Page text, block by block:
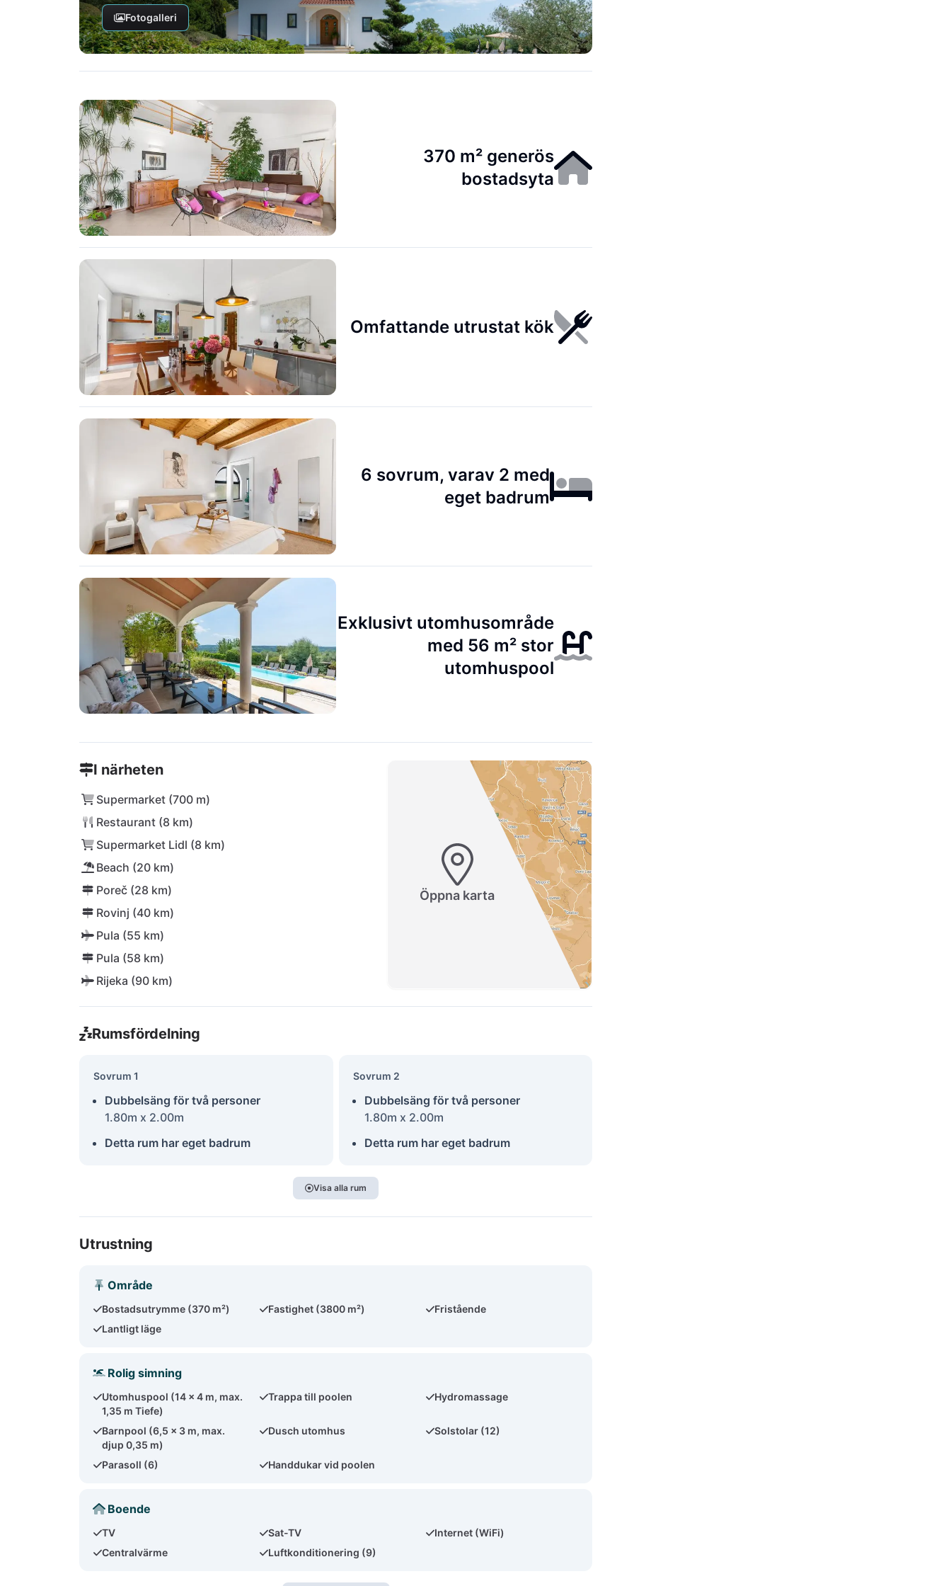
Fotogalleri
370 m² generös
bostadsyta
Omfattande utrustat kök
6 sovrum, varav 2 med
eget badrum
Exklusivt utomhusområde
med 56 m² stor
utomhuspool
I närheten
Supermarket (700 m)
Restaurant (8 km)
Supermarket Lidl (8 km)
Beach (20 km)
Poreč (28 km)
Rovinj (40 km)
Pula (55 km)
Pula (58 km)
Rijeka (90 km)
Öppna karta
Rumsfördelning
Sovrum 1
Dubbelsäng för två personer
1.80m x 2.00m
Detta rum har eget badrum
Sovrum 2
Dubbelsäng för två personer
1.80m x 2.00m
Detta rum har eget badrum
Visa alla rum
Utrustning
Område
Bostadsutrymme (370 m²) Fastighet (3800 m²)
Fristående
Lantligt läge
Rolig simning
Utomhuspool (14 x 4 m, max.
1,35 m Tiefe)
Trappa till poolen Hydromassage
Barnpool (6,5 x 3 m, max.
djup 0,35 m)
Dusch utomhus Solstolar (12)
Parasoll (6) Handdukar vid poolen
Boende
TV Sat-TV
Internet (WiFi)
Centralvärme
Luftkonditionering (9)